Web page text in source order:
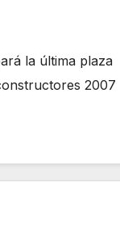
la última plaza
2007